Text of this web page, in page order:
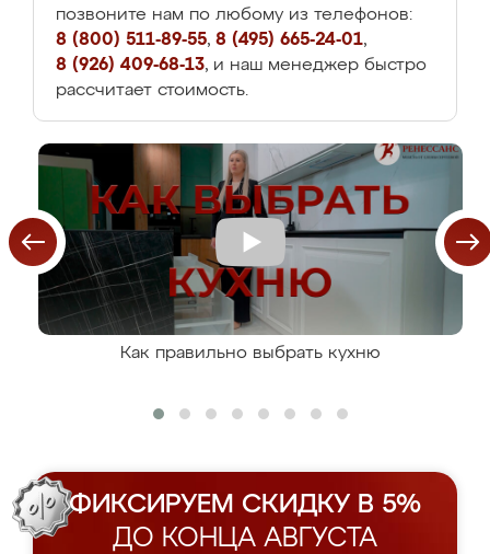
позвоните нам по любому из телефонов:
8 (800) 511-89-55, 8 (495) 665-24-01,
8 (926) 409-68-13, и наш менеджер быстро
рассчитает стоимость.
Как правильно выбрать кухню
ФИКСИРУЕМ СКИДКУ В 5%
ДО КОНЦА АВГУСТА